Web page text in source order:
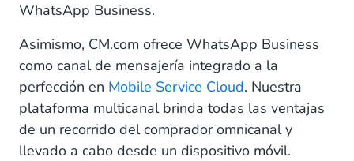
WhatsApp Business.
Asimismo, CM.com ofrece WhatsApp Business
como canal de mensajería integrado a la
perfección en Mobile Service Cloud. Nuestra
plataforma multicanal brinda todas las ventajas
de un recorrido del comprador omnicanal y
llevado a cabo desde un dispositivo móvil.